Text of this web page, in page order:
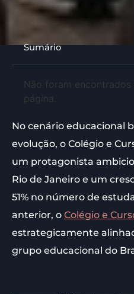
Sumário
Não foram encontrados
página.
No cenário educacional
evolução, o Colégio e
um protagonista
Rio de Janeiro e um
51% no número de
anterior, o Colégio e
estrategicamente
grupo educacional do